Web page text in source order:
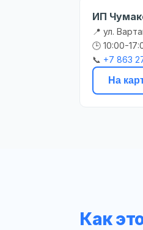
ИП
📍 ул.
🕒 10:00-
📞 +7 863
На
Как